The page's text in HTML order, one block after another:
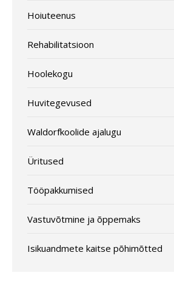
Hoiuteenus
Rehabilitatsioon
Hoolekogu
Huvitegevused
Waldorfkoolide ajalugu
Üritused
Tööpakkumised
Vastuvõtmine ja õppemaks
Isikuandmete kaitse põhimõtted